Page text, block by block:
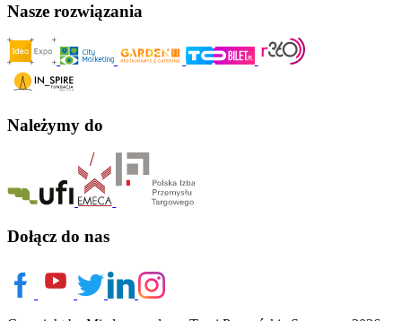
Nasze rozwiązania
Należymy do
Dołącz do nas